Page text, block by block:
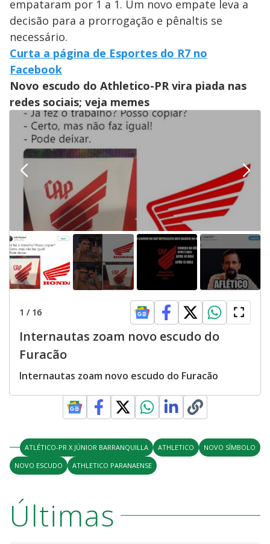
empataram por 1 a 1. Um novo empate leva a
decisão para a prorrogação e pênaltis se
necessário.
Curta a página de Esportes do R7 no
Facebook
Novo escudo do Athletico-PR vira piada nas
redes sociais; veja memes
1 / 16
Internautas zoam novo escudo do
Furacão
Internautas zoam novo escudo do Furacão
ATLÉTICO-PR X JÚNIOR BARRANQUILLA ATHLETICO
NOVO SÍMBOLO
NOVO ESCUDO
ATHLETICO PARANAENSE
Últimas